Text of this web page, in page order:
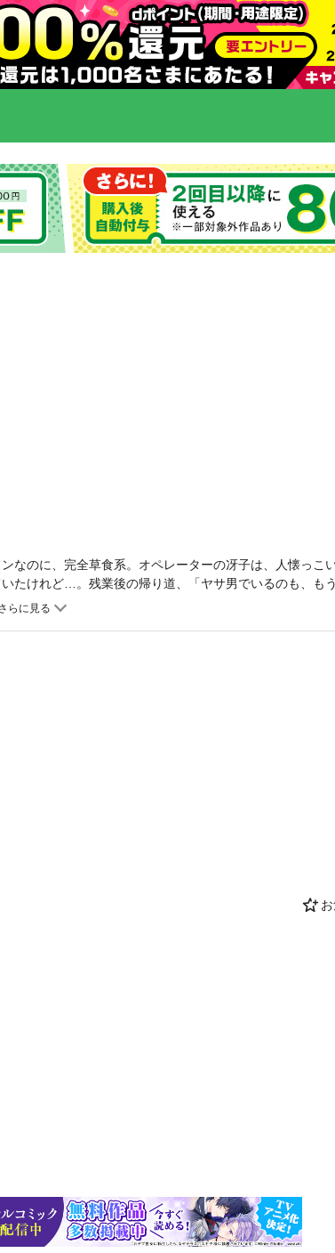
なのに、完全草食系。オペレーターの冴子は、人懐っこ
たけれど…。残業後の帰り道、「ヤサ男でいるのも、もう
れ、ドSな言葉で翻弄された冴子は、彼を家に入れてしま